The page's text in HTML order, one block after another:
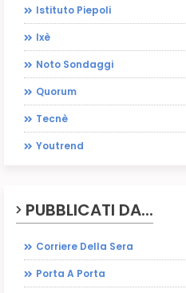
Istituto Piepoli
Ixè
Noto Sondaggi
Quorum
Tecnè
Youtrend
PUBBLICATI DA...
Corriere Della Sera
Porta A Porta